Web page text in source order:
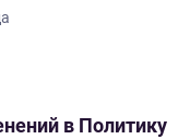
в Политику